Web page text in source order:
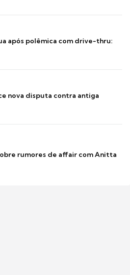
após polêmica com drive-thru:
nova disputa contra antiga
rumores de affair com Anitta